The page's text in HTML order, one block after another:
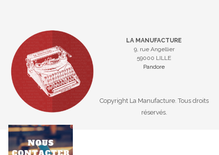
LA MANUFACTURE
9, rue Angellier
59000 LILLE
Pandore
Copyright La Manufacture. Tous droits
réservés.